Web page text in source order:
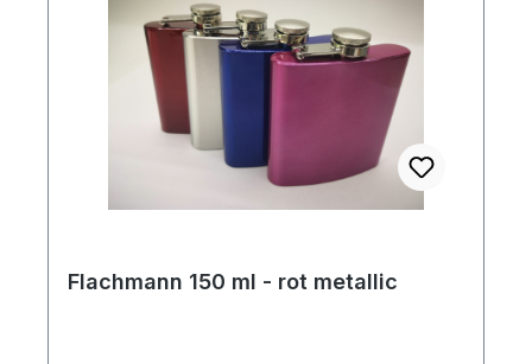
Flachmann 150 ml - rot metallic